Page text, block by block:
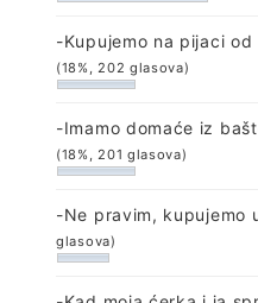
-Kupujemo na pijaci
(18%, 202 glasova)
-Imamo domaće iz
(18%, 201 glasova)
-Ne pravim, kupujemo
glasova)